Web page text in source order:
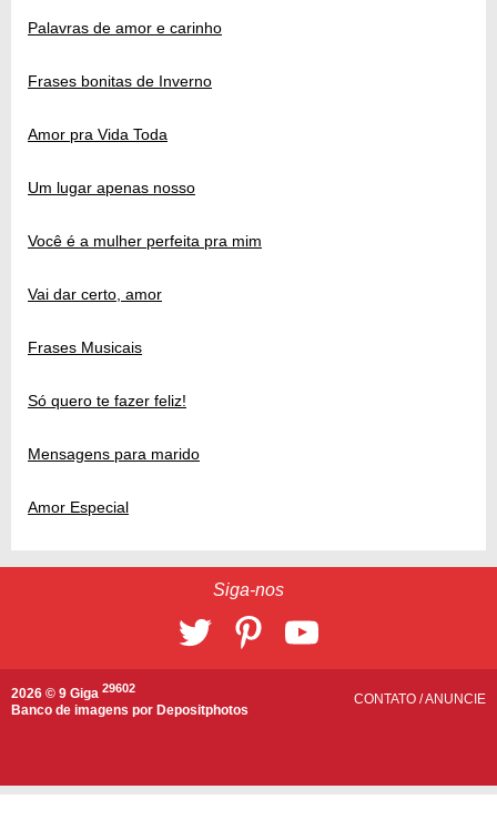
Palavras de amor e carinho
Frases bonitas de Inverno
Amor pra Vida Toda
Um lugar apenas nosso
Você é a mulher perfeita pra mim
Vai dar certo, amor
Frases Musicais
Só quero te fazer feliz!
Mensagens para marido
Amor Especial
Siga-nos
2026 © 9 Giga 29602
Banco de imagens por Depositphotos
CONTATO /ANUNCIE